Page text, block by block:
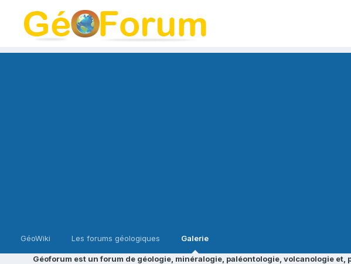
GéoWiki Les forums géologiques Galerie
Géoforum est un forum de géologie, minéralogie, paléontologie, volcanologie